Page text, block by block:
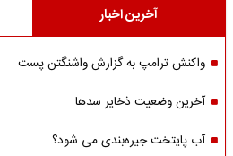
آخرین اخبار
واکنش ترامپ به گزارش واشنگتن پست
آخرین وضعیت ذخایر سدها
آب پایتخت جیره‌بندی می شود؟